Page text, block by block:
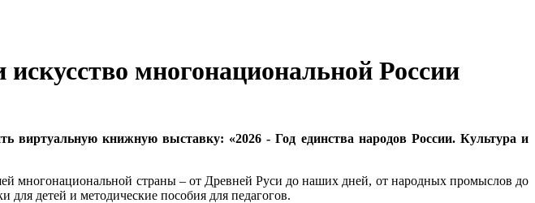
искусство многонациональной России
книжную выставку: «2026 - Год единства народов России. Культура и
многонациональной страны – от Древней Руси до наших дней, от народных промыслов до
для детей и методические пособия для педагогов.